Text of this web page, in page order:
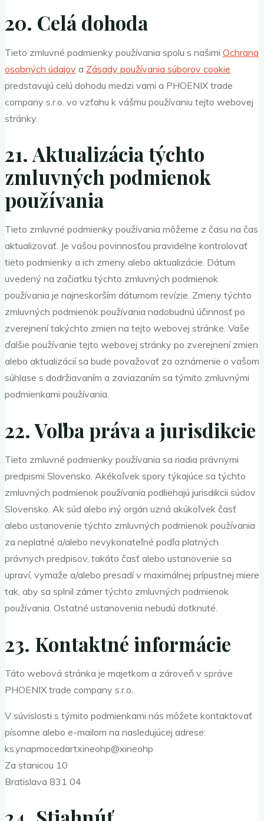
20. Celá dohoda
Tieto zmluvné podmienky používania spolu s našimi Ochrana
osobných údajov a Zásady používania súborov cookie
predstavujú celú dohodu medzi vami a PHOENIX trade
company s.r.o. vo vzťahu k vášmu používaniu tejto webovej
stránky.
21. Aktualizácia týchto
zmluvných podmienok
používania
Tieto zmluvné podmienky používania môžeme z času na čas
aktualizovať. Je vašou povinnosťou pravidelne kontrolovať
tieto podmienky a ich zmeny alebo aktualizácie. Dátum
uvedený na začiatku týchto zmluvných podmienok
používania je najneskorším dátumom revízie. Zmeny týchto
zmluvných podmienok používania nadobudnú účinnosť po
zverejnení takýchto zmien na tejto webovej stránke. Vaše
ďalšie používanie tejto webovej stránky po zverejnení zmien
alebo aktualizácií sa bude považovať za oznámenie o vašom
súhlase s dodržiavaním a zaviazaním sa týmito zmluvnými
podmienkami používania.
22. Voľba práva a jurisdikcie
Tieto zmluvné podmienky používania sa riadia právnymi
predpismi Slovensko. Akékoľvek spory týkajúce sa týchto
zmluvných podmienok používania podliehajú jurisdikcii súdov
Slovensko. Ak súd alebo iný orgán uzná akúkoľvek časť
alebo ustanovenie týchto zmluvných podmienok používania
za neplatné a/alebo nevykonateľné podľa platných
právnych predpisov, takáto časť alebo ustanovenie sa
upraví, vymaže a/alebo presadí v maximálnej prípustnej miere
tak, aby sa splnil zámer týchto zmluvných podmienok
používania. Ostatné ustanovenia nebudú dotknuté.
23. Kontaktné informácie
Táto webová stránka je majetkom a zároveň v správe
PHOENIX trade company s.r.o..
V súvislosti s týmito podmienkami nás môžete kontaktovať
písomne alebo e-mailom na nasledujúcej adrese:
ks.ynapmocedartxineohp@xineohp
Za stanicou 10
Bratislava 831 04